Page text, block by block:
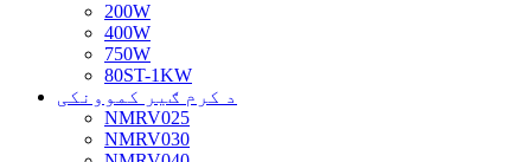
200W
400W
750W
80ST-1KW
د کرم ګیر کموونکی
NMRV025
NMRV030